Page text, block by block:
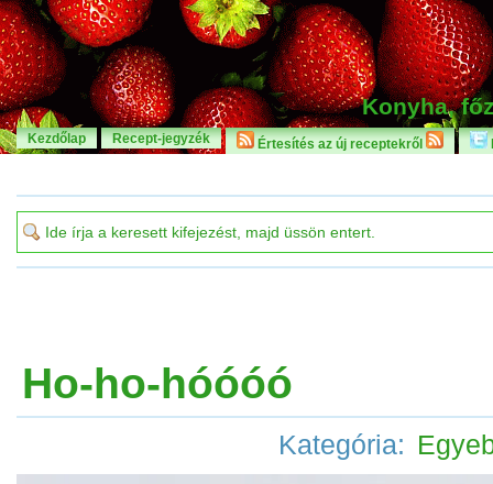
Konyha,
Kezdőlap Recept-jegyzék Értesítés az új receptekről
Ho-ho-hóóóó
Kategória: